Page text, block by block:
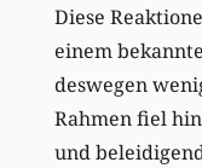
Diese
einem
deswegen
Rahmen fiel
und